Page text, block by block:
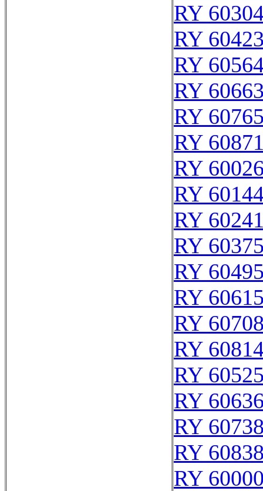
RY
RY
RY
RY
RY
RY
RY
RY
RY
RY
RY
RY
RY
RY
RY
RY
RY
RY
RY